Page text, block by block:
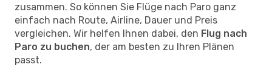
zusammen. So können Sie Flüge nach Paro ganz
einfach nach Route, Airline, Dauer und Preis
vergleichen. Wir helfen Ihnen dabei, den Flug nach
Paro zu buchen, der am besten zu Ihren Plänen
passt.